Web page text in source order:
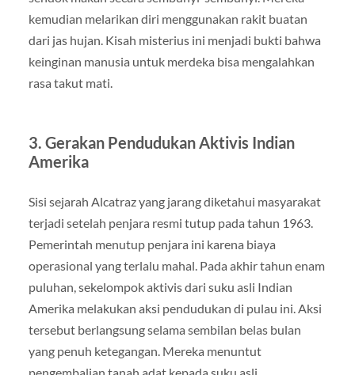
kemudian melarikan diri menggunakan rakit buatan
dari jas hujan. Kisah misterius ini menjadi bukti bahwa
keinginan manusia untuk merdeka bisa mengalahkan
rasa takut mati.
3. Gerakan Pendudukan Aktivis Indian
Amerika
Sisi sejarah Alcatraz yang jarang diketahui masyarakat
terjadi setelah penjara resmi tutup pada tahun 1963.
Pemerintah menutup penjara ini karena biaya
operasional yang terlalu mahal. Pada akhir tahun enam
puluhan, sekelompok aktivis dari suku asli Indian
Amerika melakukan aksi pendudukan di pulau ini. Aksi
tersebut berlangsung selama sembilan belas bulan
yang penuh ketegangan. Mereka menuntut